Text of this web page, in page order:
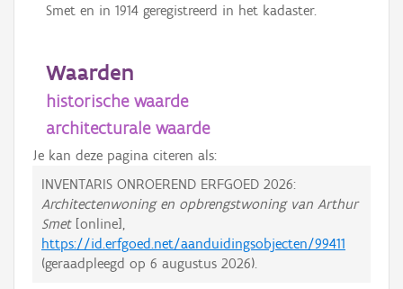
Smet en in 1914 geregistreerd in het kadaster.
Waarden
historische waarde
architecturale waarde
Je kan deze pagina citeren als:
INVENTARIS ONROEREND ERFGOED 2026:
Architectenwoning en opbrengstwoning van Arthur
Smet[online],
https://id.erfgoed.net/aanduidingsobjecten/99411
(geraadpleegd op 6 augustus 2026).